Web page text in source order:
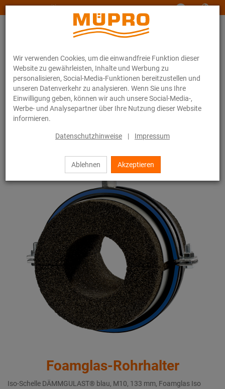
Wir verwenden Cookies, um die einwandfreie Funktion dieser
Website zu gewährleisten, Inhalte und Werbung zu
personalisieren, Social-Media-Funktionen bereitzustellen und
unseren Datenverkehr zu analysieren. Wenn Sie uns Ihre
Einwilligung geben, können wir auch unsere Social-Media-,
Werbe- und Analysepartner über Ihre Nutzung dieser Website
informieren.
Datenschutzhinweise | Impressum
Ablehnen Akzeptieren
www.muepro-maritim.com
Online-Katalog Befestigungstechnik
Rohrschellen
Foamglas-Rohrhalter
Foamglas-Rohrhalter
Iso-Schelle DÄMMGULAST® blau, M10, 133 mm, Foamglas Iso